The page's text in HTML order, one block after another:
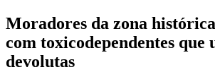
Moradores da zona
com toxicodependentes que
devolutas